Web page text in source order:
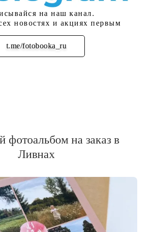
на наш канал.
новостях и акциях первым
t.me/fotobooka_ru
Подписаться
фотоальбом на заказ в
Ливнах